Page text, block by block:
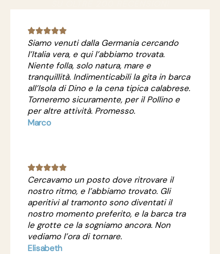
Siamo venuti dalla Germania cercando
l’Italia vera, e qui l’abbiamo trovata.
Niente folla, solo natura, mare e
tranquillità. Indimenticabili la gita in barca
all’Isola di Dino e la cena tipica calabrese.
Torneremo sicuramente, per il Pollino e
per altre attività. Promesso.
Marco
Cercavamo un posto dove ritrovare il
nostro ritmo, e l’abbiamo trovato. Gli
aperitivi al tramonto sono diventati il
nostro momento preferito, e la barca tra
le grotte ce la sogniamo ancora. Non
vediamo l’ora di tornare.
Elisabeth